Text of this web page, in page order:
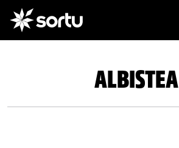
ALBISTEA